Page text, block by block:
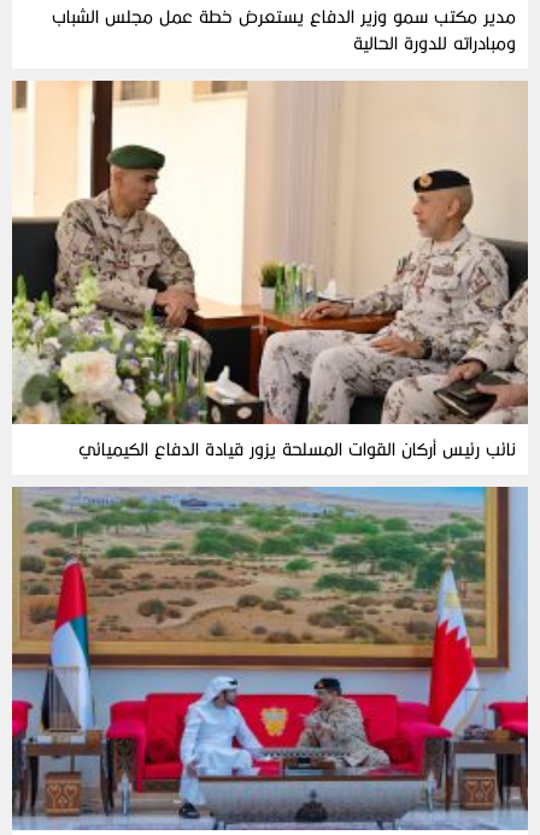
مدير مكتب سمو وزير الدفاع يستعرض خطة عمل مجلس الشباب
ومبادراته للدورة الحالية
نائب رئيس أركان القوات المسلحة يزور قيادة الدفاع الكيميائي